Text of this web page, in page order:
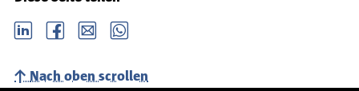
LinkedIn Facebook email Whatsapp
Nach oben scrollen